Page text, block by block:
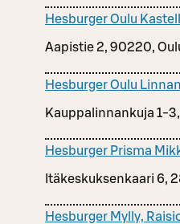
Hesburger Oulu
Aapistie 2, 90220,
Hesburger Oulu
Kauppalinnankuja 1-
Hesburger Prisma
Itäkeskuksenkaari 6,
Hesburger Mylly,